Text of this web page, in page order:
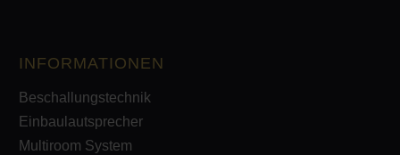
INFORMATIONEN
Beschallungstechnik
Einbaulautsprecher
Multiroom System